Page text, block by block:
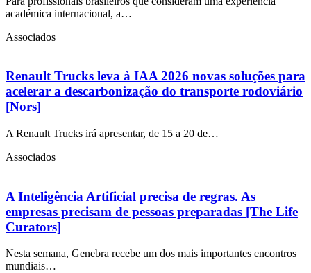
académica internacional, a…
Associados
Renault Trucks leva à IAA 2026 novas soluções para
acelerar a descarbonização do transporte rodoviário
[Nors]
A Renault Trucks irá apresentar, de 15 a 20 de…
Associados
A Inteligência Artificial precisa de regras. As
empresas precisam de pessoas preparadas [The Life
Curators]
Nesta semana, Genebra recebe um dos mais importantes encontros
mundiais…